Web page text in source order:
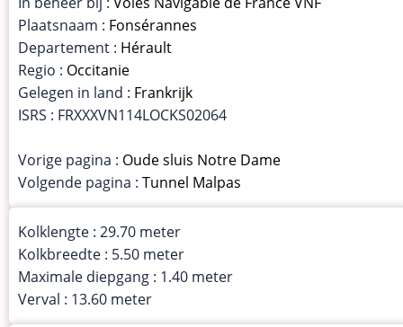
Plaatsnaam : Fonsérannes
Departement : Hérault
Regio : Occitanie
Gelegen in land : Frankrijk
ISRS : FRXXXVN114LOCKS02064
Vorige pagina : Oude sluis Notre Dame
Volgende pagina : Tunnel Malpas
Kolklengte : 29.70 meter
Kolkbreedte : 5.50 meter
Maximale diepgang : 1.40 meter
Verval : 13.60 meter